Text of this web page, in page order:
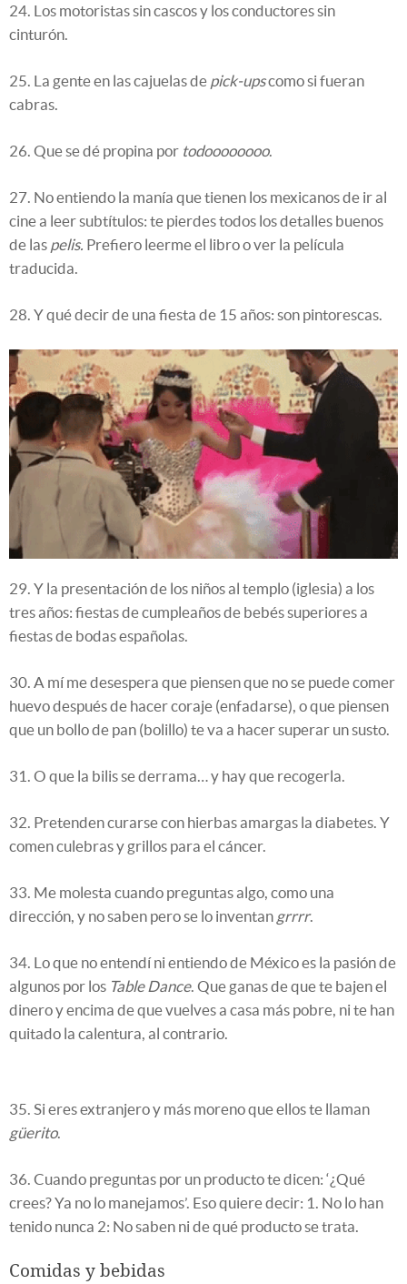
24. Los motoristas sin cascos y los conductores sin
cinturón.
25. La gente en las cajuelas de pick-upscomo si fueran
cabras.
26. Que se dé propina por todoooooooo.
27. No entiendo la manía que tienen los mexicanos de ir al
cine a leer subtítulos: te pierdes todos los detalles buenos
de las pelis. Prefiero leerme el libro o ver la película
traducida.
28. Y qué decir de una fiesta de 15 años: son pintorescas.
29. Y la presentación de los niños al templo (iglesia) a los
tres años: fiestas de cumpleaños de bebés superiores a
fiestas de bodas españolas.
30. A mí me desespera que piensen que no se puede comer
huevo después de hacer coraje (enfadarse), o que piensen
que un bollo de pan (bolillo) te va a hacer superar un susto.
31. O que la bilis se derrama… y hay que recogerla.
32. Pretenden curarse con hierbas amargas la diabetes. Y
comen culebras y grillos para el cáncer.
33. Me molesta cuando preguntas algo, como una
dirección, y no saben pero se lo inventan grrrr.
34. Lo que no entendí ni entiendo de México es la pasión de
algunos por los Table Dance. Que ganas de que te bajen el
dinero y encima de que vuelves a casa más pobre, ni te han
quitado la calentura, al contrario.
35. Si eres extranjero y más moreno que ellos te llaman
güerito.
36. Cuando preguntas por un producto te dicen: ‘¿Qué
crees? Ya no lo manejamos’. Eso quiere decir: 1. No lo han
tenido nunca 2: No saben ni de qué producto se trata.
Comidas y bebidas